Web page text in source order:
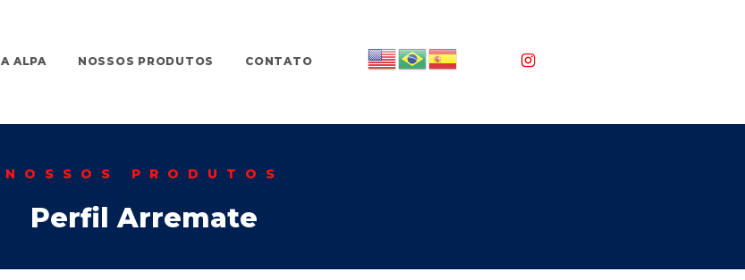
A ALPA NOSSOS PRODUTOS CONTATO
NOSSOS PRODUTOS
Perfil Arremate